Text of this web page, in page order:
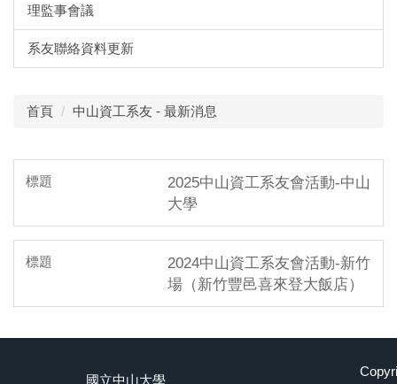
理監事會議
系友聯絡資料更新
首頁 中山資工系友 - 最新消息
2025中山資工系友會活動-中山
大學
2024中山資工系友會活動-新竹
場（新竹豐邑喜來登大飯店）
國立中山大學